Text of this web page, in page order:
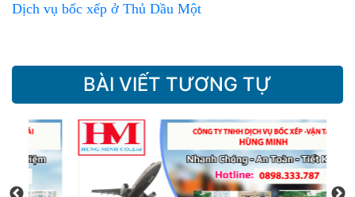
Dịch vụ bốc xếp ở Thủ Dầu Một
BÀI VIẾT TƯƠNG TỰ